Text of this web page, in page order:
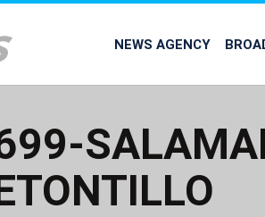
NEWS AGENCY